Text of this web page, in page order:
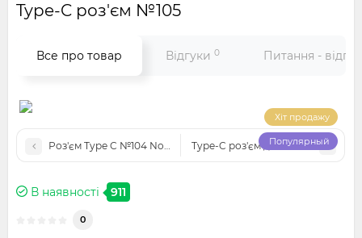
Type-C роз'єм №105
Все про товар Відгуки 0 Питання -
Хіт продажу
Популярный
Роз'єм Type C №104 Nomi Corsa 3 / Libra 4 / TB-X605
Type-C роз'єм для телефонів
В наявності 911
0